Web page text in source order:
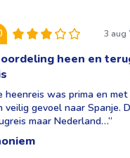
3 aug
heenreis was prima en met
veilig gevoel naar Spanje.
maar Nederland…“
heen en